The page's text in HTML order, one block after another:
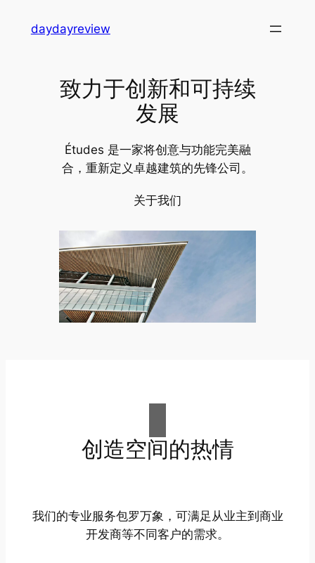
daydayreview
致力于创新和可持续
发展
Études 是一家将创意与功能完美融
合，重新定义卓越建筑的先锋公司。
关于我们
创造空间的热情
我们的专业服务包罗万象，可满足从业主到商业
开发商等不同客户的需求。